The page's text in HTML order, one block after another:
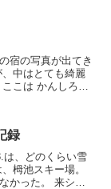
宿の写真が出てき
中はとても綺麗
こは かんしろう
録
は、どのくらい雪
栂池スキー場。
かった。 来シー